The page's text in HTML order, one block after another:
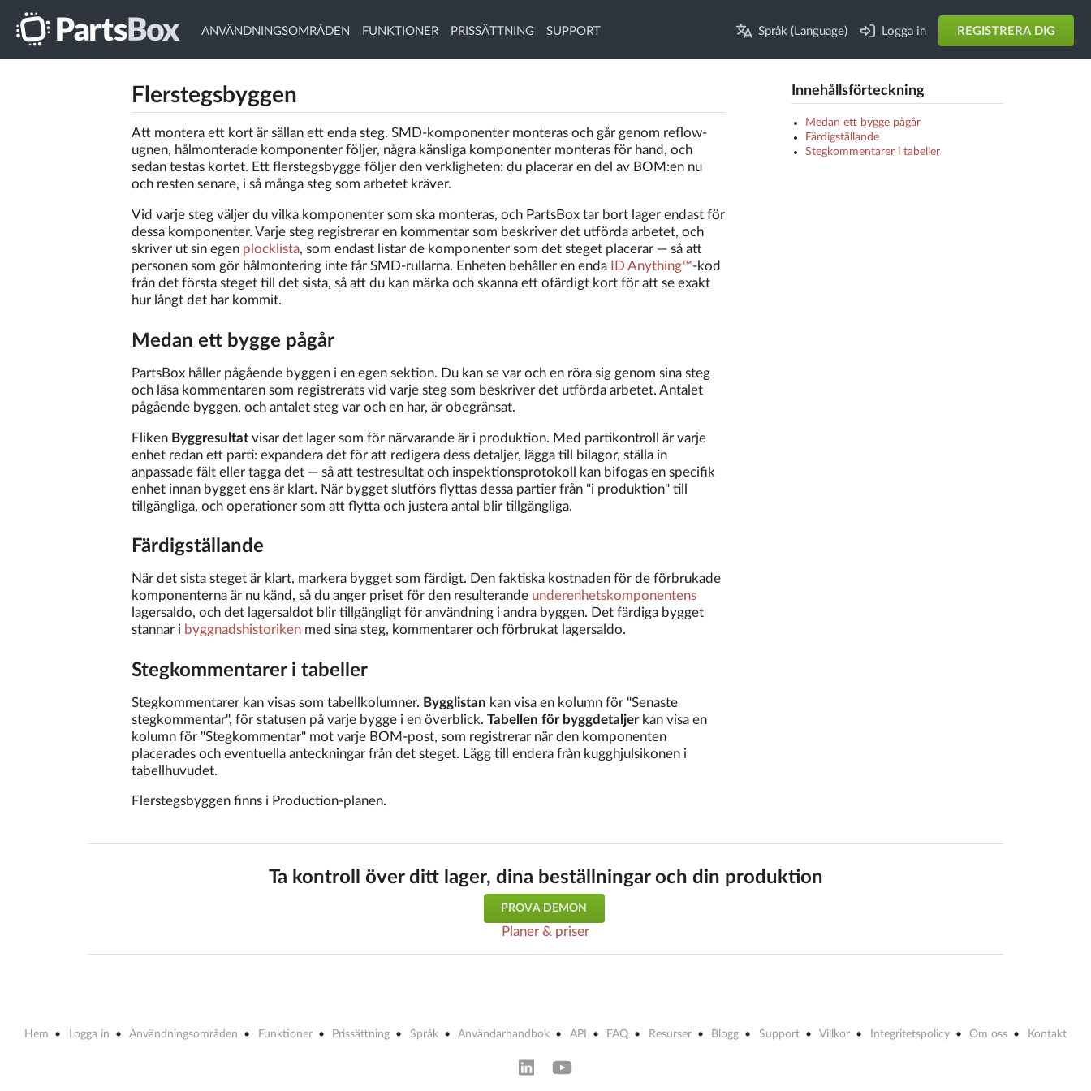
ANVÄNDNINGSOMRÅDEN FUNKTIONER PRISSÄTTNING SUPPORT Språk (Language) Logga in REGISTRERA DIG
Flerstegsbyggen
Att montera ett kort är sällan ett enda steg. SMD-komponenter monteras och går genom reflow-
ugnen, hålmonterade komponenter följer, några känsliga komponenter monteras för hand, och
sedan testas kortet. Ett flerstegsbygge följer den verkligheten: du placerar en del av BOM:en nu
och resten senare, i så många steg som arbetet kräver.
Vid varje steg väljer du vilka komponenter som ska monteras, och PartsBox tar bort lager endast för
dessa komponenter. Varje steg registrerar en kommentar som beskriver det utförda arbetet, och
skriver ut sin egen plocklista, som endast listar de komponenter som det steget placerar — så att
personen som gör hålmontering inte får SMD-rullarna. Enheten behåller en enda
ID Anything™-kod
från det första steget till det sista, så att du kan märka och skanna ett ofärdigt kort för att se exakt
hur långt det har kommit.
Medan ett bygge pågår
PartsBox håller pågående byggen i en egen sektion. Du kan se var och en röra sig genom sina steg
och läsa kommentaren som registrerats vid varje steg som beskriver det utförda arbetet. Antalet
pågående byggen, och antalet steg var och en har, är obegränsat.
Fliken Byggresultatvisar det lager som för närvarande är i produktion. Med partikontroll är varje
enhet redan ett parti: expandera det för att redigera dess detaljer, lägga till bilagor, ställa in
anpassade fält eller tagga det — så att testresultat och inspektionsprotokoll kan bifogas en specifik
enhet innan bygget ens är klart. När bygget slutförs flyttas dessa partier från "i produktion" till
tillgängliga, och operationer som att flytta och justera antal blir tillgängliga.
Färdigställande
När det sista steget är klart, markera bygget som färdigt. Den faktiska kostnaden för de förbrukade
komponenterna är nu känd, så du anger priset för den resulterande underenhetskomponentens
lagersaldo, och det lagersaldot blir tillgängligt för användning i andra byggen. Det färdiga bygget
stannar i byggnadshistorikenmed sina steg, kommentarer och förbrukat lagersaldo.
Stegkommentarer i tabeller
Stegkommentarer kan visas som tabellkolumner. Bygglistan kan visa en kolumn för "Senaste
stegkommentar", för statusen på varje bygge i en överblick. Tabellen för byggdetaljerkan visa en
kolumn för "Stegkommentar" mot varje BOM-post, som registrerar när den komponenten
placerades och eventuella anteckningar från det steget. Lägg till endera från kugghjulsikonen i
tabellhuvudet.
Flerstegsbyggen finns i Production-planen.
Innehållsförteckning
Medan ett bygge pågår
Färdigställande
Stegkommentarer i tabeller
Ta kontroll över ditt lager, dina beställningar och din produktion
PROVA DEMON
Planer & priser
Hem Logga in Användningsområden Funktioner Prissättning Språk Användarhandbok API FAQ Resurser Blogg Support Villkor Integritetspolicy Om oss Kontakt